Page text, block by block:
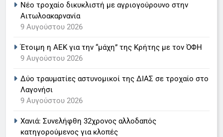
Νέο τροχαίο δικυκλιστή με αγριογούρουνο στην
Αιτωλοακαρνανία
9 Αυγούστου 2026
Έτοιμη η ΑΕΚ για την “μάχη” της Κρήτης με τον ΌΦΗ
9 Αυγούστου 2026
Δύο τραυματίες αστυνομικοί της ΔΙΑΣ σε τροχαίο στο
Λαγονήσι
9 Αυγούστου 2026
Χανιά: Συνελήφθη 32χρονος αλλοδαπός
κατηγορούμενος για κλοπές
6
LIFESTYLE-MEDIA
7
LIFESTYLE-MEDIA